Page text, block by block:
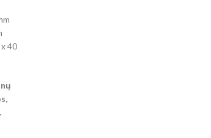
x 40